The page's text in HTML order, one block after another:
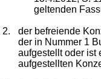
geltenden
2.
der befreiende
der in Nummer 1
aufgestellt oder ist
aufgestellten